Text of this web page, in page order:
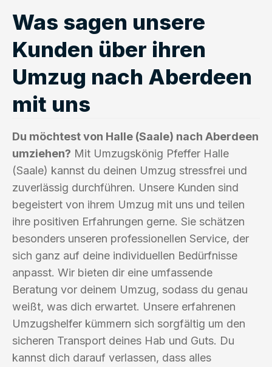
Was sagen unsere
Kunden über ihren
Umzug nach Aberdeen
mit uns
Du möchtest von Halle (Saale) nach Aberdeen
umziehen? Mit Umzugskönig Pfeffer Halle
(Saale) kannst du deinen Umzug stressfrei und
zuverlässig durchführen. Unsere Kunden sind
begeistert von ihrem Umzug mit uns und teilen
ihre positiven Erfahrungen gerne. Sie schätzen
besonders unseren professionellen Service, der
sich ganz auf deine individuellen Bedürfnisse
anpasst. Wir bieten dir eine umfassende
Beratung vor deinem Umzug, sodass du genau
weißt, was dich erwartet. Unsere erfahrenen
Umzugshelfer kümmern sich sorgfältig um den
sicheren Transport deines Hab und Guts. Du
kannst dich darauf verlassen, dass alles